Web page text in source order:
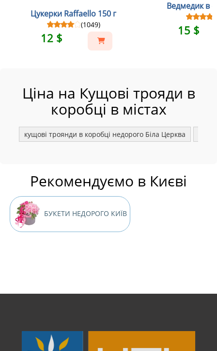
Цукерки Raffaello 150 г
(1049)
12 $
Ведмедик в
15 $
Ціна на Кущові трояди в
коробці в містах
кущові троянди в коробці недорого Біла Церква
Рекомендуємо в Києві
БУКЕТИ НЕДОРОГО КИЇВ